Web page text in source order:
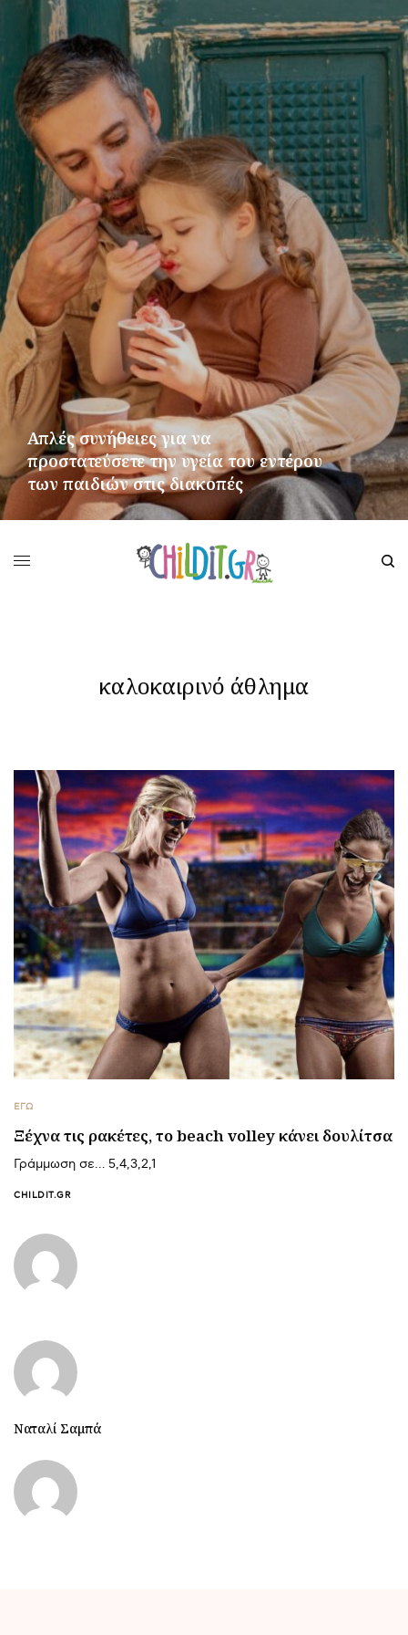
Απλές συνήθειες για να
προστατεύσετε την υγεία του εντέρου
των παιδιών στις διακοπές
καλοκαιρινό άθλημα
ΕΓΩ
Ξέχνα τις ρακέτες, το beach volley κάνει δουλίτσα
Γράμμωση σε… 5,4,3,2,1
CHILDIT.GR
Ναταλί Σαμπά